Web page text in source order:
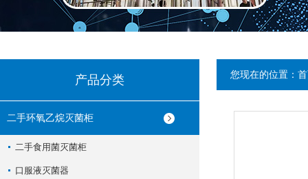
产品分类
二手环氧乙烷灭菌柜
二手食用菌灭菌柜
口服液灭菌器
您现在的位置：